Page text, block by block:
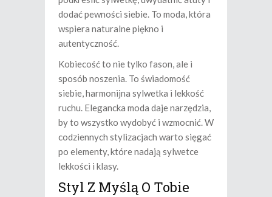
dodać pewności siebie. To moda, która
wspiera naturalne piękno i
autentyczność.
Kobiecość to nie tylko fason, ale i
sposób noszenia. To świadomość
siebie, harmonijna sylwetka i lekkość
ruchu. Elegancka moda daje narzędzia,
by to wszystko wydobyć i wzmocnić. W
codziennych stylizacjach warto sięgać
po elementy, które nadają sylwetce
lekkości i klasy.
Styl Z Myślą O Tobie